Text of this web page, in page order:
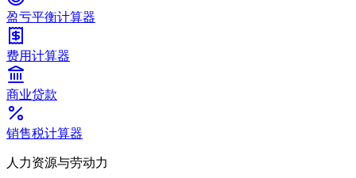
盈亏平衡计算器
费用计算器
商业贷款
销售税计算器
人力资源与劳动力